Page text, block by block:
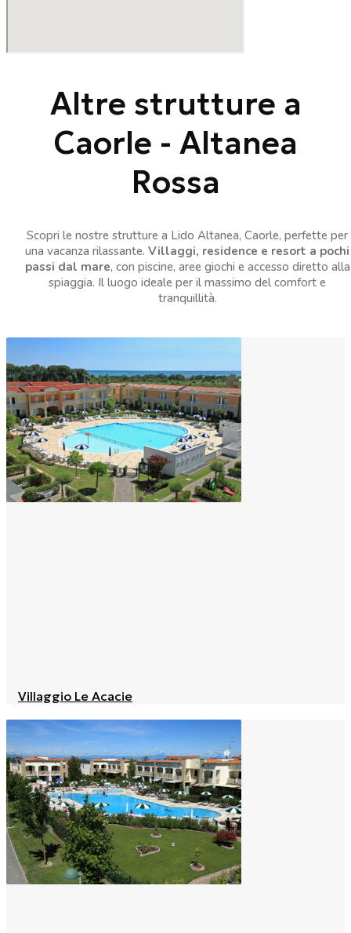
Altre strutture a
Caorle - Altanea
Rossa
Scopri le nostre strutture a Lido Altanea, Caorle, perfette per
una vacanza rilassante. Villaggi, residence e resort a pochi
passi dal mare, con piscine, aree giochi e accesso diretto alla
spiaggia. Il luogo ideale per il massimo del comfort e
tranquillità.
Villaggio Le Acacie